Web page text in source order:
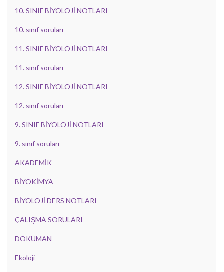
10. SINIF BİYOLOJİ NOTLARI
10. sınıf soruları
11. SINIF BİYOLOJİ NOTLARI
11. sınıf soruları
12. SINIF BİYOLOJİ NOTLARI
12. sınıf soruları
9. SINIF BİYOLOJİ NOTLARI
9. sınıf soruları
AKADEMİK
BİYOKİMYA
BİYOLOJİ DERS NOTLARI
ÇALIŞMA SORULARI
DOKUMAN
Ekoloji